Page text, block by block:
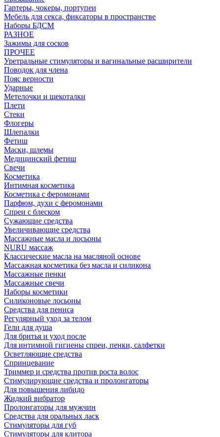
Гартеры, чокеры, портупеи
Мебель для секса, фиксаторы в пространстве
Наборы БДСМ
РАЗНОЕ
Зажимы для сосков
ПРОЧЕЕ
Уретральные стимуляторы и вагинальные расширители
Поводок для члена
Пояс верности
Ударные
Метелочки и щекоталки
Плети
Стеки
Флогеры
Шлепалки
Фетиш
Маски, шлемы
Медицинский фетиш
Свечи
Косметика
Интимная косметика
Косметика с феромонами
Парфюм, духи с феромонами
Спреи с блеском
Сужающие средства
Увеличивающие средства
Массажные масла и лосьоны
NURU массаж
Классические масла на масляной основе
Массажная косметика без масла и силикона
Массажные пенки
Массажные свечи
Наборы косметики
Силиконовые лосьоны
Средства для пениса
Регулярный уход за телом
Гели для душа
Для бритья и уход после
Для интимной гигиены спреи, пенки, салфетки
Осветляющие средства
Спринцевание
Триммер и средства против роста волос
Стимулирующие средства и пролонгаторы
Для повышения либидо
Жидкий вибратор
Пролонгаторы для мужчин
Средства для оральных ласк
Стимуляторы для губ
Стимуляторы для клитора